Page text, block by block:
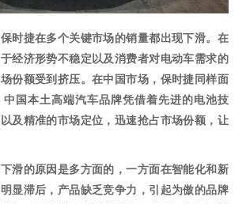
时捷在多个关键市场的销量都出现下滑。在
经济形势不稳定以及消费者对电动车需求的
份额受到挤压。在中国市场，保时捷同样面
中国本土高端汽车品牌凭借着先进的电池技
及精准的市场定位，迅速抢占市场份额，让
滑的原因是多方面的，一方面在智能化和新
显滞后，产品缺乏竞争力，引起为傲的品牌